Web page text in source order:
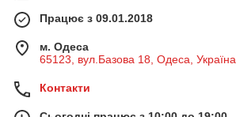
Працює з 09.01.2018
м. Одеса
65123, вул.Базова 18, Одеса, Україна
Контакти